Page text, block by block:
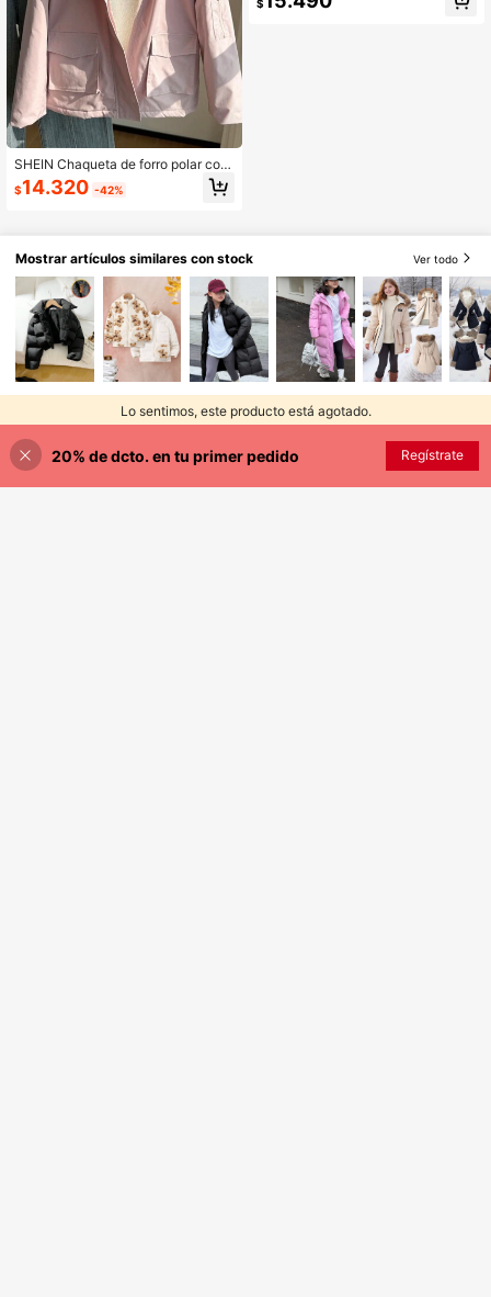
SHEIN Chaqueta de forro polar con
capucha de piel sintética versátil y
casual para niña preadolescente
$14.320 -42%
$
Lo sentimos, este producto está agotado.
Mostrar artículos similares con stock Ver todo
AGOTADO
20% de dcto. en tu primer pedido Regístrate